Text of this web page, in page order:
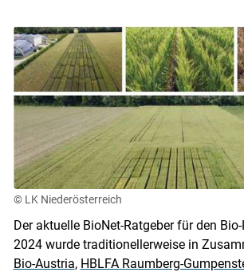
© LK Niederösterreich
Der aktuelle BioNet-Ratgeber für den
2024 wurde traditionellerweise in
Bio-Austria, HBLFA Raumberg-